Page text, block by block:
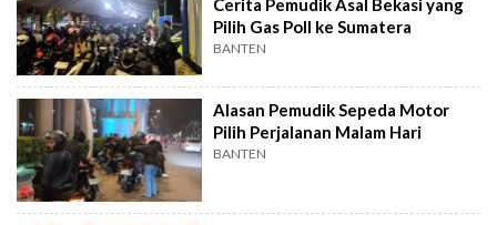
Cerita Pemudik Asal Bekasi yang
Pilih Gas Poll ke Sumatera
BANTEN
Alasan Pemudik Sepeda Motor
Pilih Perjalanan Malam Hari
BANTEN